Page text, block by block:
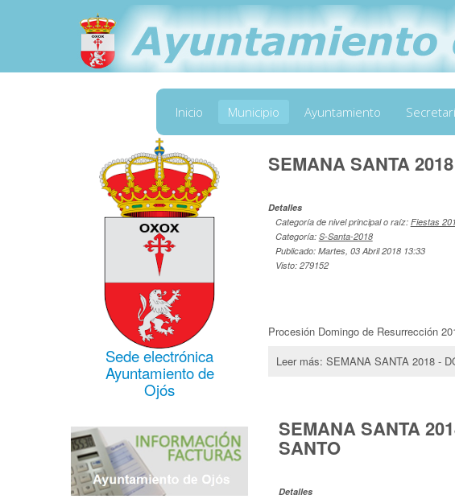
Inicio Municipio Ayuntamiento
Sede electrónica
Ayuntamiento de
Ojós
SEMANA SANTA
Detalles
Categoría de nivel principal o raíz: Fiestas
Categoría: S-Santa-2018
Publicado: Martes, 03 Abril 2018 13:33
Visto: 279152
Procesión Domingo de Resurrección
Leer más: SEMANA SANTA 2018 -
SEMANA SANTA
SANTO
Detalles